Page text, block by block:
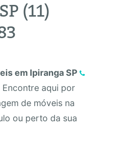
(11)
em Ipiranga SP
Encontre aqui por
de móveis na
ou perto da sua